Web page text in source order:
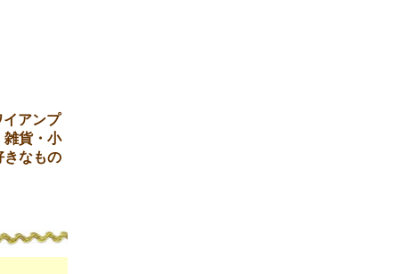
イアンプ
雑貨・小
きなもの